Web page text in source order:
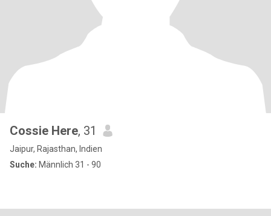
Cossie Here, 31
Jaipur, Rajasthan, Indien
Suche: Männlich 31 - 90